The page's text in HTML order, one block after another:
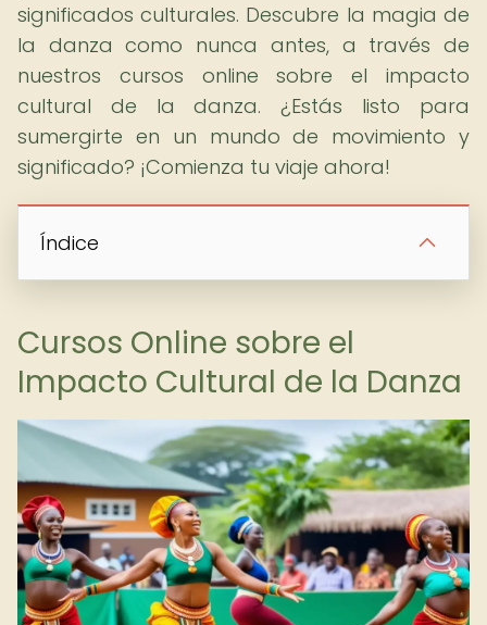
significados culturales. Descubre la magia de
la danza como nunca antes, a través de
nuestros cursos online sobre el impacto
cultural de la danza. ¿Estás listo para
sumergirte en un mundo de movimiento y
significado? ¡Comienza tu viaje ahora!
Índice
Cursos Online sobre el
Impacto Cultural de la Danza